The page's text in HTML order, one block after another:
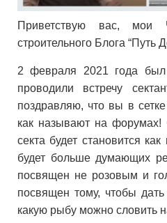
Приветствую вас, мои
строительного Блога “Путь
2 февраля 2021 года
проводили встречу
поздравляю, что вы в
как называют на
секта будет становится
будет больше думающих
посвящен не розовым и
посвящен тому, чтобы
какую рыбу можно словить